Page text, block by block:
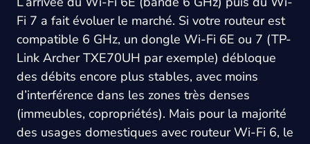
Fi 7 a fait évoluer le marché. Si votre routeur est
compatible 6 GHz, un dongle Wi-Fi 6E ou 7 (TP-
Link Archer TXE70UH par exemple) débloque
des débits encore plus stables, avec moins
d’interférence dans les zones très denses
(immeubles, copropriétés). Mais pour la majorité
des usages domestiques avec routeur Wi-Fi 6, le